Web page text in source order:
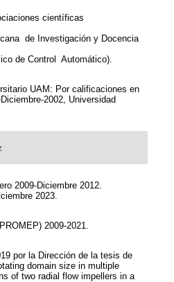
científicas
de Investigación y Docencia
de Control Automático).
UAM: Por calificaciones en
2002, Universidad
2009-Diciembre 2012.
2023.
2009-2021.
por la Dirección de la tesis de
domain size in multiple
of two radial flow impellers in a